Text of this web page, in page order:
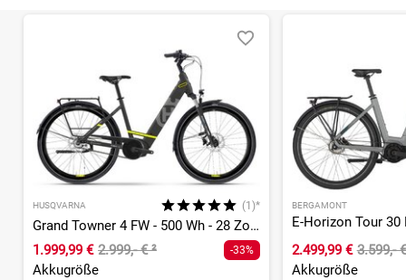
HUSQVARNA (1)*
Grand Towner 4 FW - 500 Wh - 28 Zoll - Tiefeinsteiger
1.999,99 € 2.999,- €² -33%
Akkugröße
BERGAMONT
2.499,99 € 3.599,-
Akkugröße